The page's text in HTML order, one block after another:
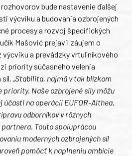
bude nastavenie ďalšej
výcviku a budovania ozbrojených
procesy a rozvoj špecifických
Mašović prejavil záujem o
a prevádzky vrtuľníkového
priority súčasného velenia
síl. „Stabilita, najmä v tak blízkom
priority. Naše ozbrojené sily môžu
na operácii EUFOR-Althea,
odborníkov v rôznych
Touto spoluprácou
moderných ozbrojených síl
pomôcť k naplneniu ambície